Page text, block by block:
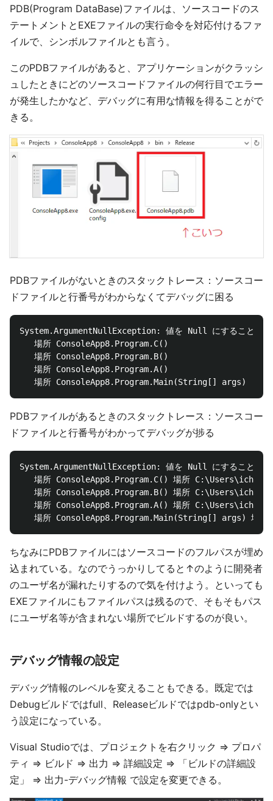
PDB(Program DataBase)ファイルは、ソースコードのス
テートメントとEXEファイルの実行命令を対応付けるファ
イルで、シンボルファイルとも言う。
このPDBファイルがあると、アプリケーションがクラッシ
ュしたときにどのソースコードファイルの何行目でエラー
が発生したかなど、デバッグに有用な情報を得ることがで
きる。
PDBファイルがないときのスタックトレース：ソースコー
ドファイルと行番号がわからなくてデバッグに困る
System.ArgumentNullException: 値を Null にすることはで
   場所 ConsoleApp8.Program.C()
   場所 ConsoleApp8.Program.B()
   場所 ConsoleApp8.Program.A()
PDBファイルがあるときのスタックトレース：ソースコー
ドファイルと行番号がわかってデバッグが捗る
System.ArgumentNullException: 値を Null にすることはで
場所 ConsoleApp8.Program.C() 場所
場所 ConsoleApp8.Program.B() 場所
場所 ConsoleApp8.Program.A() 場所
ちなみにPDBファイルにはソースコードのフルパスが埋め
込まれている。なのでうっかりしてると↑のように開発者
のユーザ名が漏れたりするので気を付けよう。といっても
EXEファイルにもファイルパスは残るので、そもそもパス
にユーザ名等が含まれない場所でビルドするのが良い。
デバッグ情報の設定
デバッグ情報のレベルを変えることもできる。既定では
Debugビルドではfull、Releaseビルドではpdb-onlyとい
う設定になっている。
Visual Studioでは、プロジェクトを右クリック ⇒ プロパ
ティ ⇒ ビルド ⇒ 出力 ⇒ 詳細設定 ⇒ 「ビルドの詳細設
定」 ⇒ 出力-デバッグ情報 で設定を変更できる。